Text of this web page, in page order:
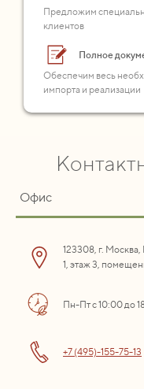
Предложим
клиентов
Полное
Обеспечим весь
импорта и реализации
Офис
123308, г.
1, этаж 3,
Пн-Пт с 10:00 до
+7 (495)-155-75-13